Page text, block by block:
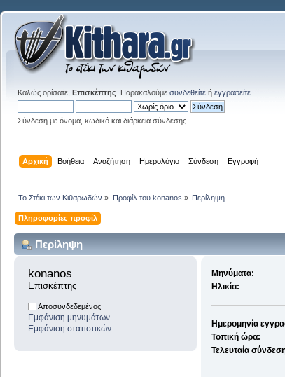
Καλώς ορίσατε, Επισκέπτης . Παρακαλούμε συνδεθείτε ή εγγραφείτε
Σύνδεση με όνομα, κωδικό και διάρκεια σύνδεσης
Αρχική Βοήθεια Αναζήτηση Ημερολόγιο Σύνδεση Εγγραφή
Το Στέκι των Κιθαρωδών » Προφίλ του konanos » Περίληψη
Πληροφορίες προφίλ
Περίληψη
konanos
Επισκέπτης
Αποσυνδεδεμένος
Εμφάνιση μηνυμάτων
Εμφάνιση στατιστικών
Μηνύματα:
Ηλικία:
Ημερομηνία
Τοπική ώρα:
Τελευταία